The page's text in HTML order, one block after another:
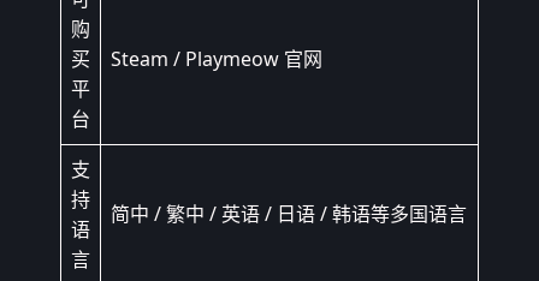
购
买
平
台
Steam / Playmeow 官网
支
持
语
言
简中 / 繁中 / 英语 / 日语 / 韩语等多国语言